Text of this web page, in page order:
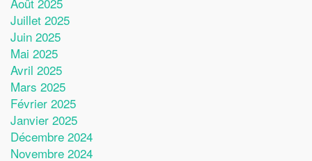
Juillet 2025
Juin 2025
Mai 2025
Avril 2025
Mars 2025
Février 2025
Janvier 2025
Décembre 2024
Novembre 2024